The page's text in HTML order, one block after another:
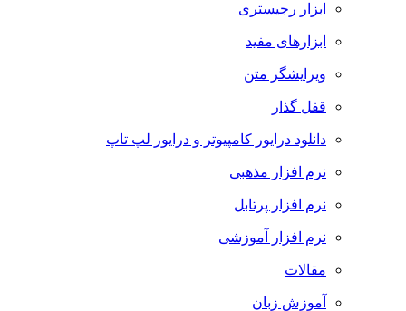
ابزار رجیستری
ابزارهای مفید
ویرایشگر متن
قفل گذار
دانلود درایور کامپیوتر و درایور لپ تاپ
نرم افزار مذهبی
نرم افزار پرتابل
نرم افزار آموزشی
مقالات
آموزش زبان